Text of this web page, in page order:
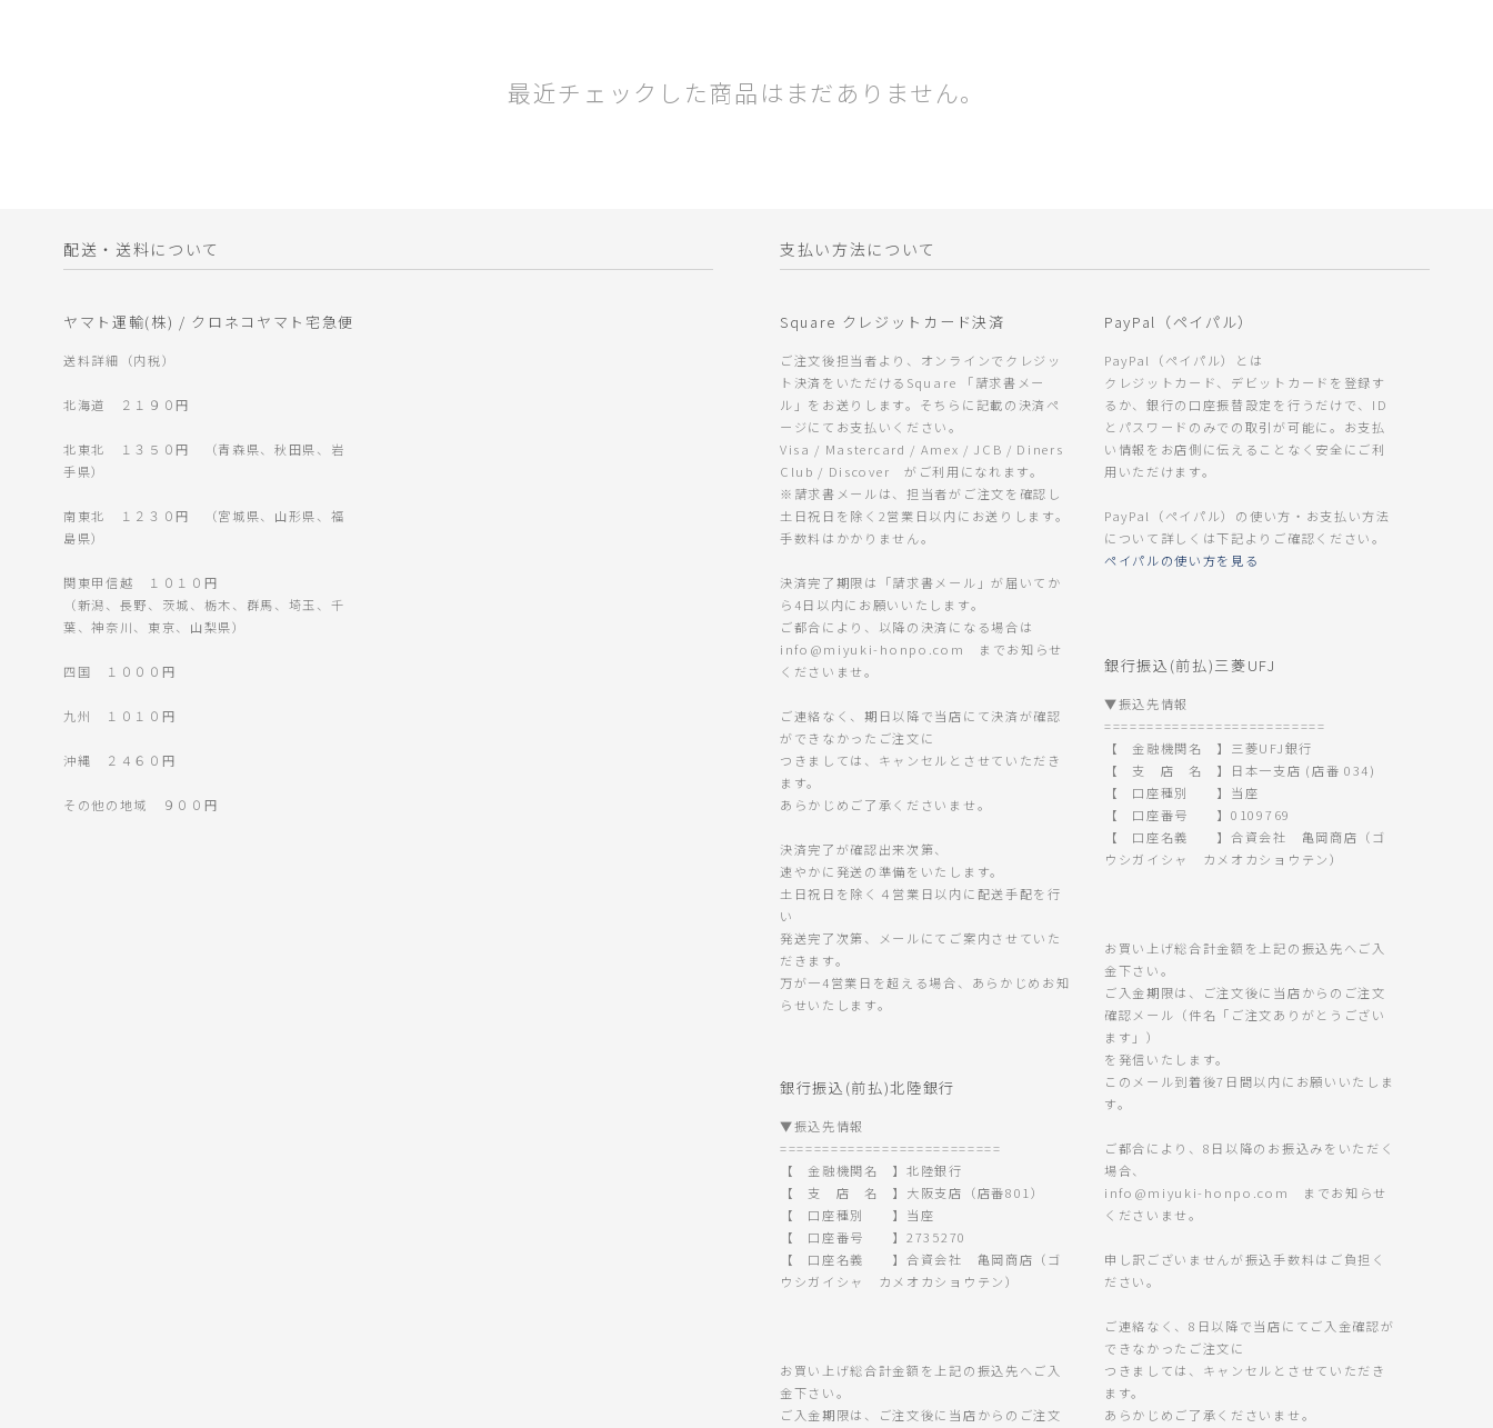
最近チェックした商品はまだありません。
配送・送料について
ヤマト運輸(株) / クロネコヤマト宅急便
送料詳細（内税）
北海道 ２１９０円
北東北 １３５０円 （青森県、秋田県、岩
手県）
南東北 １２３０円 （宮城県、山形県、福
島県）
関東甲信越 １０１０円
（新潟、長野、茨城、栃木、群馬、埼玉、千
葉、神奈川、東京、山梨県）
四国 １０００円
九州 １０１０円
沖縄 ２４６０円
その他の地域 ９００円
支払い方法について
Square クレジットカード決済
ご注文後担当者より、オンラインでクレジッ
ト決済をいただけるSquare 「請求書メー
ル」をお送りします。そちらに記載の決済ペ
ージにてお支払いください。
Visa / Mastercard / Amex / JCB / Diners
Club / Discover がご利用になれます。
※請求書メールは、担当者がご注文を確認し
土日祝日を除く2営業日以内にお送りします。
手数料はかかりません。
決済完了期限は「請求書メール」が届いてか
ら4日以内にお願いいたします。
ご都合により、以降の決済になる場合は
info@miyuki-honpo.com までお知らせ
くださいませ。
ご連絡なく、期日以降で当店にて決済が確認
ができなかったご注文に
つきましては、キャンセルとさせていただき
ます。
あらかじめご了承くださいませ。
決済完了が確認出来次第、
速やかに発送の準備をいたします。
土日祝日を除く４営業日以内に配送手配を行
い
発送完了次第、メールにてご案内させていた
だきます。
万が一4営業日を超える場合、あらかじめお知
らせいたします。
PayPal（ペイパル）
PayPal（ペイパル）とは
クレジットカード、デビットカードを登録す
るか、銀行の口座振替設定を行うだけで、ID
とパスワードのみでの取引が可能に。お支払
い情報をお店側に伝えることなく安全にご利
用いただけます。
PayPal（ペイパル）の使い方・お支払い方法
について詳しくは下記よりご確認ください。
ペイパルの使い方を見る
銀行振込(前払)三菱UFJ
▼振込先情報
==========================
【 金融機関名 】三菱UFJ銀行
【 支 店 名 】日本一支店 (店番 034)
【 口座種別 】当座
【 口座番号 】0109769
【 口座名義 】合資会社 亀岡商店（ゴ
ウシガイシャ カメオカショウテン）
お買い上げ総合計金額を上記の振込先へご入
金下さい。
ご入金期限は、ご注文後に当店からのご注文
確認メール（件名「ご注文ありがとうござい
ます」）
を発信いたします。
このメール到着後7日間以内にお願いいたしま
す。
ご都合により、8日以降のお振込みをいただく
場合、
info@miyuki-honpo.com までお知らせ
くださいませ。
申し訳ございませんが振込手数料はご負担く
ださい。
ご連絡なく、8日以降で当店にてご入金確認が
できなかったご注文に
つきましては、キャンセルとさせていただき
ます。
あらかじめご了承くださいませ。
銀行振込(前払)北陸銀行
▼振込先情報
==========================
【 金融機関名 】北陸銀行
【 支 店 名 】大阪支店（店番801）
【 口座種別 】当座
【 口座番号 】2735270
【 口座名義 】合資会社 亀岡商店（ゴ
ウシガイシャ カメオカショウテン）
お買い上げ総合計金額を上記の振込先へご入
金下さい。
ご入金期限は、ご注文後に当店からのご注文